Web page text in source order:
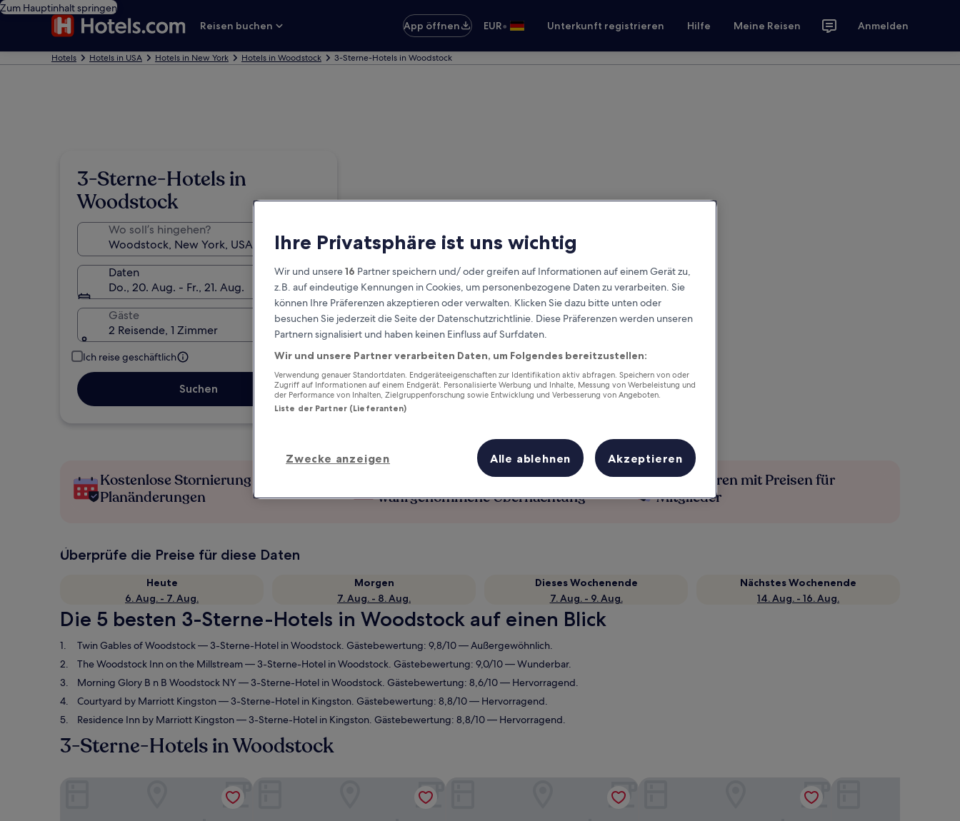
Zum Hauptinhalt springen
Reisen buchen
App öffnen EUR• Unterkunft registrieren Hilfe Meine Reisen Anmelden
Hotels Hotels in USA Hotels in New York Hotels in Woodstock 3-Sterne-Hotels in Woodstock
3-Sterne-Hotels in
Woodstock
Wo soll’s hingehen?
Daten
Do., 20. Aug. - Fr., 21. Aug.
Gäste
2 Reisende, 1 Zimmer
Ich reise geschäftlich
Suchen
Kostenlose Stornierung bei
Planänderungen
Verdiene Prämien für jede
wahrgenommene Übernachtung
Mehr sparen mit Preisen für
Mitglieder
Überprüfe die Preise für diese Daten
Heute
6. Aug. - 7. Aug.
Morgen
7. Aug. - 8. Aug.
Dieses Wochenende
7. Aug. - 9. Aug.
Nächstes Wochenende
14. Aug. - 16. Aug.
Die 5 besten 3-Sterne-Hotels in Woodstock auf einen Blick
Twin Gables of Woodstock— 3-Sterne-Hotel in Woodstock. Gästebewertung: 9,8/10 — Außergewöhnlich.
The Woodstock Inn on the Millstream— 3-Sterne-Hotel in Woodstock. Gästebewertung: 9,0/10 — Wunderbar.
Morning Glory B n B Woodstock NY— 3-Sterne-Hotel in Woodstock. Gästebewertung: 8,6/10 — Hervorragend.
Courtyard by Marriott Kingston— 3-Sterne-Hotel in Kingston. Gästebewertung: 8,8/10 — Hervorragend.
Residence Inn by Marriott Kingston— 3-Sterne-Hotel in Kingston. Gästebewertung: 8,8/10 — Hervorragend.
3-Sterne-Hotels in Woodstock
The Woodstock Inn on the Millstream Morning Glory B n B Woodstock NY
Ihre Privatsphäre ist uns wichtig
Wir und unsere16 Partner speichern und/ oder greifen auf Informationen auf einem Gerät zu,
z.B. auf eindeutige Kennungen in Cookies, um personenbezogene Daten zu verarbeiten. Sie
können Ihre Präferenzen akzeptieren oder verwalten. Klicken Sie dazu bitte unten oder
besuchen Sie jederzeit die Seite der Datenschutzrichtlinie. Diese Präferenzen werden unseren
Partnern signalisiert und haben keinen Einfluss auf Surfdaten.
Wir und unsere Partner verarbeiten Daten, um Folgendes bereitzustellen:
Verwendung genauer Standortdaten. Endgeräteeigenschaften zur Identifikation aktiv abfragen. Speichern von oder
Zugriff auf Informationen auf einem Endgerät. Personalisierte Werbung und Inhalte, Messung von Werbeleistung und
der Performance von Inhalten, Zielgruppenforschung sowie Entwicklung und Verbesserung von Angeboten.
Liste der Partner (Lieferanten)
Zwecke anzeigen Alle ablehnen Akzeptieren